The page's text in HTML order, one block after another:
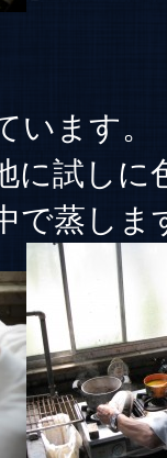
います。
に試しに
で蒸しま